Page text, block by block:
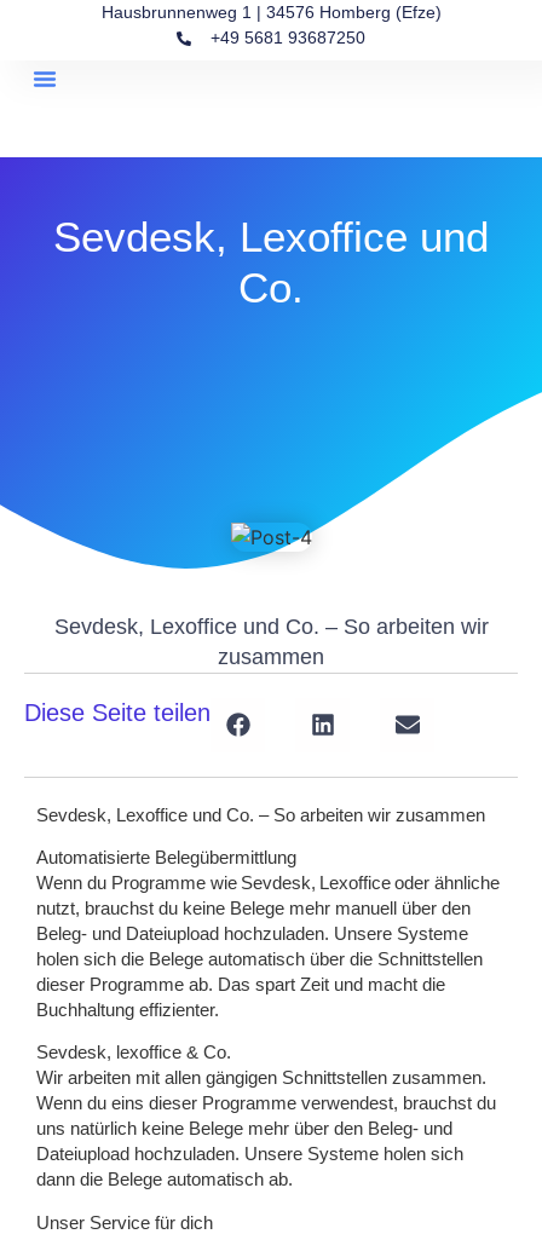
Hausbrunnenweg 1 | 34576 Homberg (Efze)
+49 5681 93687250
Sevdesk, Lexoffice und
Co.
Sevdesk, Lexoffice und Co. – So arbeiten wir
zusammen
Diese Seite teilen
Sevdesk, Lexoffice und Co. – So arbeiten wir zusammen
Automatisierte Belegübermittlung
Wenn du Programme wie Sevdesk, Lexofficeoder ähnliche
nutzt, brauchst du keine Belege mehr manuell über den
Beleg- und Dateiupload hochzuladen. Unsere Systeme
holen sich die Belege automatisch über die Schnittstellen
dieser Programme ab. Das spart Zeit und macht die
Buchhaltung effizienter.
Sevdesk, lexoffice & Co.
Wir arbeiten mit allen gängigen Schnittstellen zusammen.
Wenn du eins dieser Programme verwendest, brauchst du
uns natürlich keine Belege mehr über den Beleg- und
Dateiupload hochzuladen. Unsere Systeme holen sich
dann die Belege automatisch ab.
Unser Service für dich